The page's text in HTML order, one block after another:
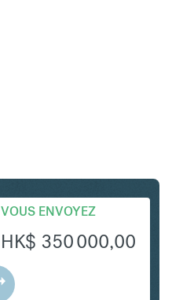
VOUS ENVOYEZ
HK$ 350 000,00